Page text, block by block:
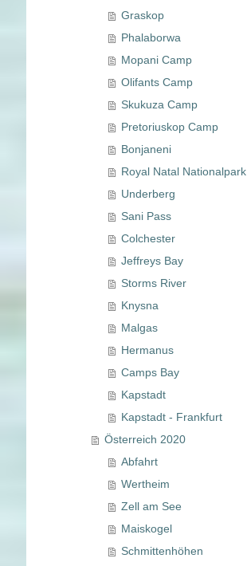
Graskop
Phalaborwa
Mopani Camp
Olifants Camp
Skukuza Camp
Pretoriuskop Camp
Bonjaneni
Royal Natal Nationalpark
Underberg
Sani Pass
Colchester
Jeffreys Bay
Storms River
Knysna
Malgas
Hermanus
Camps Bay
Kapstadt
Kapstadt - Frankfurt
Österreich 2020
Abfahrt
Wertheim
Zell am See
Maiskogel
Schmittenhöhen